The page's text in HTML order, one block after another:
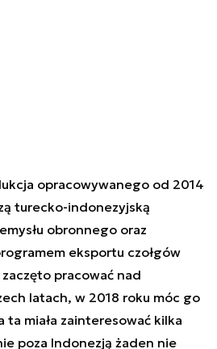
opracowywanego od 2014
turecko-indonezyjską
obronnego oraz
eksportu czołgów
pracować nad
latach, w 2018 roku móc go
ta miała zainteresować kilka
poza Indonezją żaden nie